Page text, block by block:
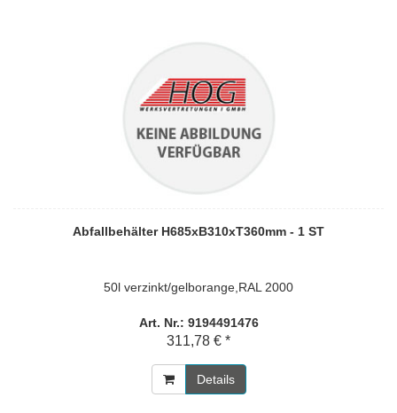
Abfallbehälter H685xB310xT360mm - 1 ST
50l verzinkt/gelborange,RAL 2000
Art. Nr.: 9194491476
311,78 € *
Details